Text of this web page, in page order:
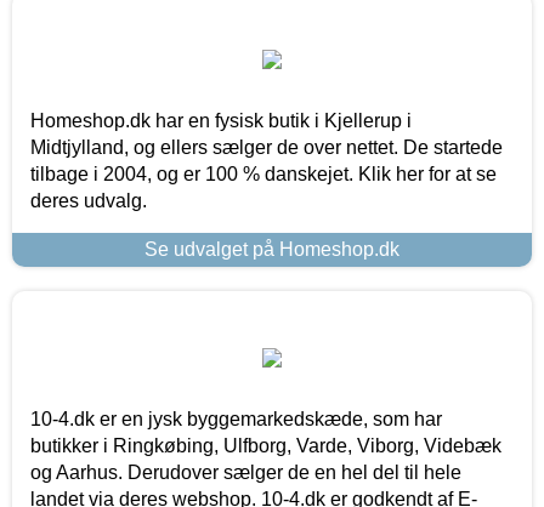
Homeshop.dk har en fysisk butik i Kjellerup i
Midtjylland, og ellers sælger de over nettet. De startede
tilbage i 2004, og er 100 % danskejet. Klik her for at se
deres udvalg.
Se udvalget på Homeshop.dk
10-4.dk er en jysk byggemarkedskæde, som har
butikker i Ringkøbing, Ulfborg, Varde, Viborg, Videbæk
og Aarhus. Derudover sælger de en hel del til hele
landet via deres webshop. 10-4.dk er godkendt af E-